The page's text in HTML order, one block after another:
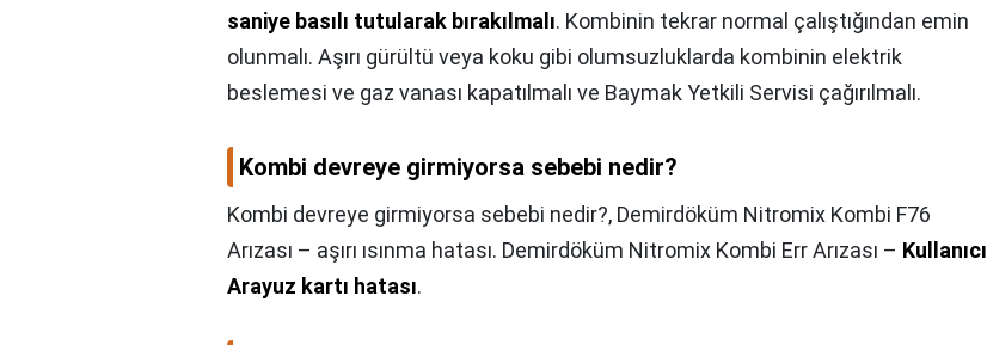
saniye basılı tutularak bırakılmalı. Kombinin tekrar normal çalıştığından emin
olunmalı. Aşırı gürültü veya koku gibi olumsuzluklarda kombinin elektrik
beslemesi ve gaz vanası kapatılmalı ve Baymak Yetkili Servisi çağırılmalı.
Kombi devreye girmiyorsa sebebi nedir?
Kombi devreye girmiyorsa sebebi nedir?, Demirdöküm Nitromix Kombi F76
Arızası – aşırı ısınma hatası. Demirdöküm Nitromix Kombi Err Arızası – Kullanıcı
Arayuz kartı hatası.